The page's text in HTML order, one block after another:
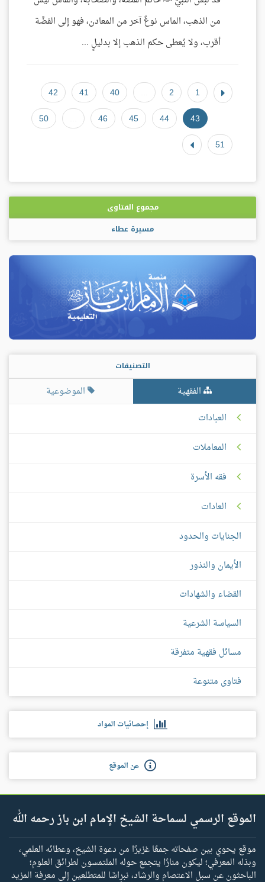
من الذهب، الماس نوعٌ آخر من المعادن، فهو إلى الفضَّة
أقرب، ولا يُعطى حكم الذهب إلا بدليلٍ ...
1
2
40
41
42
43
44
45
46
50
51
مجموع الفتاوى
مسيرة عطاء
التصنيفات
الفقهية
الموضوعية
العبادات
المعاملات
فقه الأسرة
العادات
الجنايات والحدود
الأيمان والنذور
القضاء والشهادات
السياسة الشرعية
مسائل فقهية متفرقة
فتاوى متنوعة
إحصائيات المواد
عن الموقع
الموقع الرسمي لسماحة الشيخ الإمام ابن باز رحمه الله
موقع يحوي بين صفحاته جمعًا غزيرًا من دعوة الشيخ، وعطائه العلمي،
وبذله المعرفي؛ ليكون منارًا يتجمع حوله الملتمسون لطرائق العلوم؛
الباحثون عن سبل الاعتصام والرشاد، نبراسًا للمتطلعين إلى معرفة المزيد